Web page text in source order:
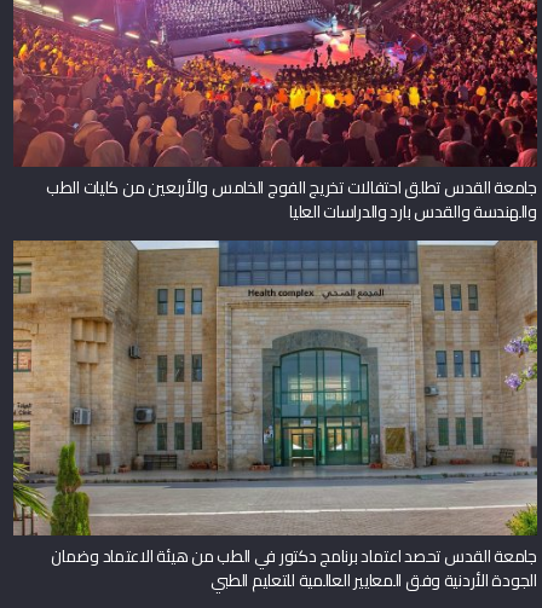
جامعة القدس تطلق احتفالات تخريج الفوج الخامس والأربعين من كليات الطب
والهندسة والقدس بارد والدراسات العليا
جامعة القدس تحصد اعتماد برنامج دكتور في الطب من هيئة الاعتماد وضمان
الجودة الأردنية وفق المعايير العالمية للتعليم الطبي